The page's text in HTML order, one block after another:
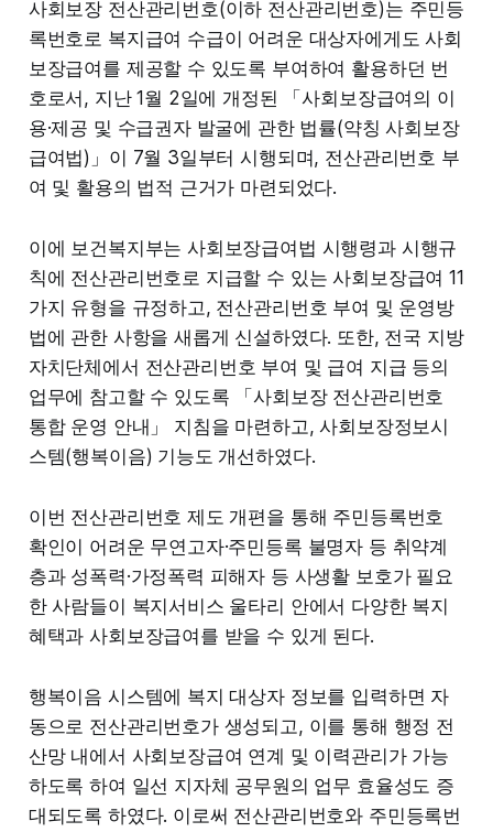
사회보장 전산관리번호(이하 전산관리번호)는 주민등
록번호로 복지급여 수급이 어려운 대상자에게도 사회
보장급여를 제공할 수 있도록 부여하여 활용하던 번
호로서, 지난 1월 2일에 개정된 「사회보장급여의 이
용·제공 및 수급권자 발굴에 관한 법률(약칭 사회보장
급여법)」이 7월 3일부터 시행되며, 전산관리번호 부
여 및 활용의 법적 근거가 마련되었다.
이에 보건복지부는 사회보장급여법 시행령과 시행규
칙에 전산관리번호로 지급할 수 있는 사회보장급여 11
가지 유형을 규정하고, 전산관리번호 부여 및 운영방
법에 관한 사항을 새롭게 신설하였다. 또한, 전국 지방
자치단체에서 전산관리번호 부여 및 급여 지급 등의
업무에 참고할 수 있도록 「사회보장 전산관리번호
통합 운영 안내」 지침을 마련하고, 사회보장정보시
스템(행복이음) 기능도 개선하였다.
이번 전산관리번호 제도 개편을 통해 주민등록번호
확인이 어려운 무연고자·주민등록 불명자 등 취약계
층과 성폭력·가정폭력 피해자 등 사생활 보호가 필요
한 사람들이 복지서비스 울타리 안에서 다양한 복지
혜택과 사회보장급여를 받을 수 있게 된다.
행복이음 시스템에 복지 대상자 정보를 입력하면 자
동으로 전산관리번호가 생성되고, 이를 통해 행정 전
산망 내에서 사회보장급여 연계 및 이력관리가 가능
하도록 하여 일선 지자체 공무원의 업무 효율성도 증
대되도록 하였다. 이로써 전산관리번호와 주민등록번